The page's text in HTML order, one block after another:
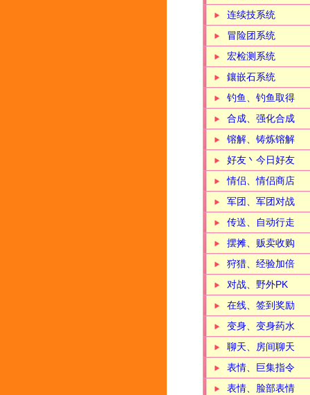
连续技系统
冒险团系统
宏检测系统
鑲嵌石系统
钓鱼、钓鱼取得
合成、强化合成
镕解、铸炼镕解
好友丶今日好友
情侣、情侣商店
军团、军团对战
传送、自动行走
摆摊、贩卖收购
狩猎、经验加倍
对战、野外PK
在线、签到奖励
变身、变身药水
聊天、房间聊天
表情、巨集指令
表情、脸部表情